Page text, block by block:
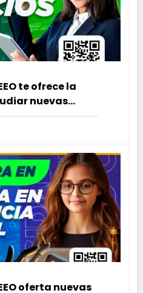
te ofrece la
nuevas
Oaxaca,
y en la
oferta nuevas